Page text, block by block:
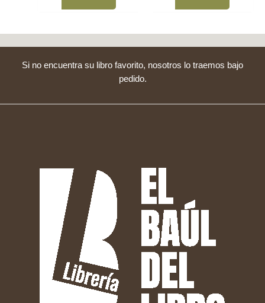
Si no encuentra su libro favorito, nosotros lo traemos bajo
pedido.